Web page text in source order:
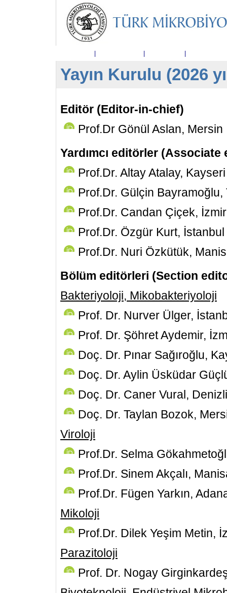
Yayın Kurulu (2026
Editör (Editor-in-chief)
Prof.Dr Gönül Aslan, Mersin
Yardımcı editörler (Associate
Prof.Dr. Altay Atalay, Kayseri
Prof.Dr. Gülçin Bayramoğlu,
Prof.Dr. Candan Çiçek, İzmir
Prof.Dr. Özgür Kurt, İstanbul
Prof.Dr. Nuri Özkütük,
Bölüm editörleri (Section
Bakteriyoloji, Mikobakteriyoloji
Prof. Dr. Nurver Ülger,
Prof. Dr. Şöhret Aydemir,
Doç. Dr. Pınar Sağıroğlu,
Doç. Dr. Aylin Üsküdar
Doç. Dr. Caner Vural, Denizli
Doç. Dr. Taylan Bozok,
Viroloji
Prof.Dr. Selma
Prof.Dr. Sinem Akçalı,
Prof.Dr. Fügen Yarkın,
Mikoloji
Prof.Dr. Dilek Yeşim Metin,
Parazitoloji
Prof. Dr. Nogay